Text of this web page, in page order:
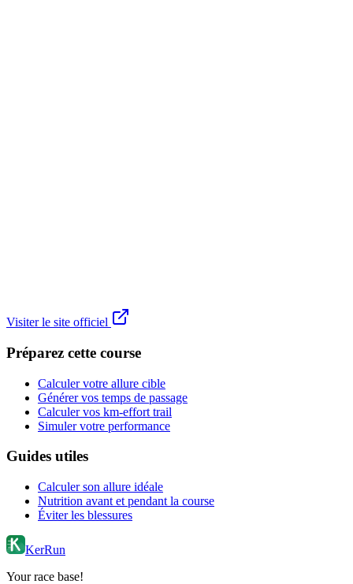
Visiter le site officiel
Préparez cette course
Calculer votre allure cible
Générer vos temps de passage
Calculer vos km-effort trail
Simuler votre performance
Guides utiles
Calculer son allure idéale
Nutrition avant et pendant la course
Éviter les blessures
KerRun
Your race base!